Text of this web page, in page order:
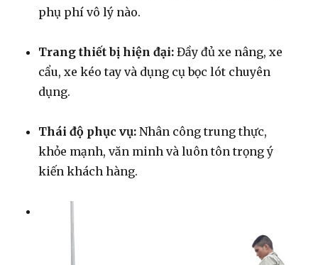
phụ phí vô lý nào.
Trang thiết bị hiện đại: Đầy đủ xe nâng, xe
cẩu, xe kéo tay và dụng cụ bọc lót chuyên
dụng.
Thái độ phục vụ: Nhân công trung thực,
khỏe mạnh, văn minh và luôn tôn trọng ý
kiến khách hàng.